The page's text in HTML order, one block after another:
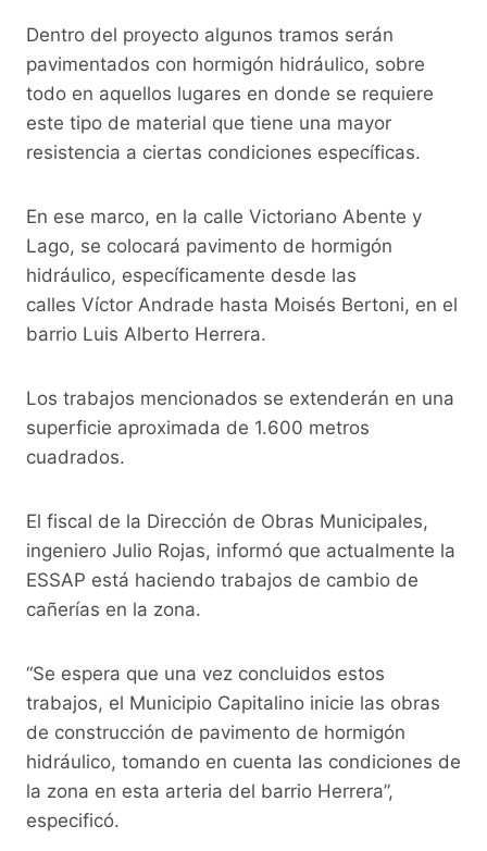
Dentro del proyecto algunos tramos serán
pavimentados con hormigón hidráulico, sobre
todo en aquellos lugares en donde se requiere
este tipo de material que tiene una mayor
resistencia a ciertas condiciones específicas.
En ese marco, en la calle Victoriano Abente y
Lago, se colocará pavimento de hormigón
hidráulico, específicamente desde las
calles Víctor Andrade hasta Moisés Bertoni, en el
barrio Luis Alberto Herrera.
Los trabajos mencionados se extenderán en una
superficie aproximada de 1.600 metros
cuadrados.
El fiscal de la Dirección de Obras Municipales,
ingeniero Julio Rojas, informó que actualmente la
ESSAP está haciendo trabajos de cambio de
cañerías en la zona.
“Se espera que una vez concluidos estos
trabajos, el Municipio Capitalino inicie las obras
de construcción de pavimento de hormigón
hidráulico, tomando en cuenta las condiciones de
la zona en esta arteria del barrio Herrera”,
especificó.